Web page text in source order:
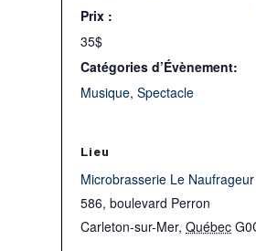
Prix :
35$
Catégories d’Évènement:
Musique, Spectacle
Lieu
Microbrasserie Le Naufrageur
586, boulevard Perron
Carleton-sur-Mer, Québec